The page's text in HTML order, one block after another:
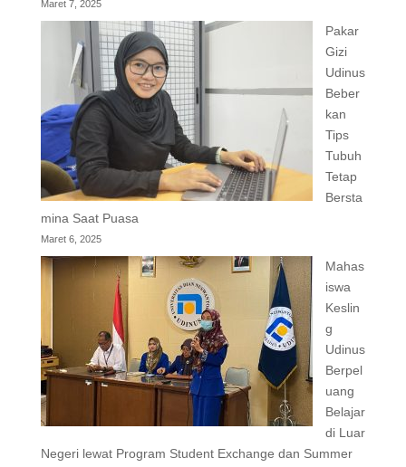
Maret 7, 2025
Pakar
Gizi
Udinus
Beber
kan
Tips
Tubuh
Tetap
Bersta
mina Saat Puasa
Maret 6, 2025
Mahas
iswa
Keslin
g
Udinus
Berpel
uang
Belajar
di Luar
Negeri lewat Program Student Exchange dan Summer